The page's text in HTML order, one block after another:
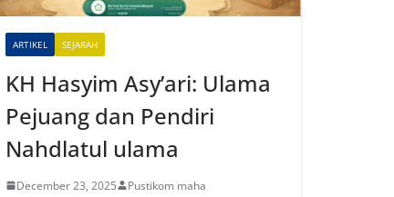
ARTIKEL SEJARAH
KH Hasyim Asy’ari: Ulama
Pejuang dan Pendiri
Nahdlatul ulama
December 23, 2025 Pustikom maha